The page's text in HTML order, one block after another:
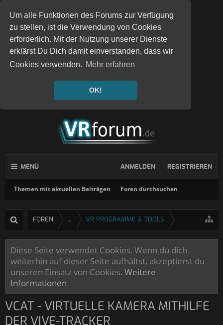
Um alle Funktionen des Forums zur Verfügung
zu stellen, ist die Verwendung von Cookies
erforderlich. Mit der Nutzung unserer Dienste
erklärst Du Dich damit einverstanden, dass wir
Cookies verwenden. Mehr erfahren
OK!
MENÜ
Themen mit aktuellen Beiträgen Foren durchsuchen
ANMELDEN REGISTRIEREN
FOREN ... VR PROGRAMME & TOOLS
Diese Seite verwendet Cookies. Wenn du dich
weiterhin auf dieser Seite aufhältst, akzeptierst du
unseren Einsatz von Cookies. Weitere
Informationen
VCAT - VIRTUELLE KAMERA MITHILFE
DER VIVE-TRACKER